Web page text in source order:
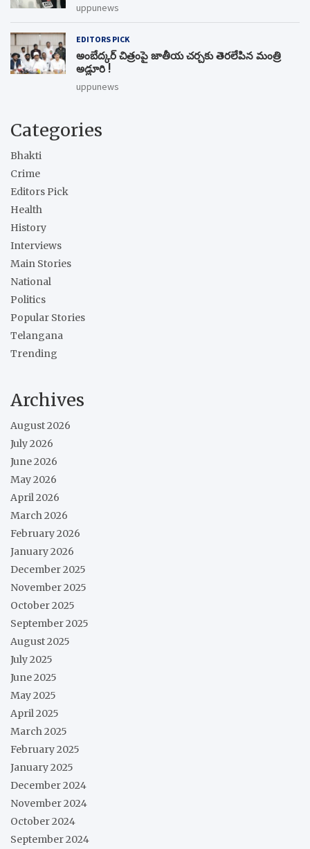
uppunews
EDITORS PICK
అంబేద్కర్ చిత్రంపై జాతీయ చర్చకు తెరలేపిన మంత్రి
అడ్లూరి !
uppunews
Categories
Bhakti
Crime
Editors Pick
Health
History
Interviews
Main Stories
National
Politics
Popular Stories
Telangana
Trending
Archives
August 2026
July 2026
June 2026
May 2026
April 2026
March 2026
February 2026
January 2026
December 2025
November 2025
October 2025
September 2025
August 2025
July 2025
June 2025
May 2025
April 2025
March 2025
February 2025
January 2025
December 2024
November 2024
October 2024
September 2024